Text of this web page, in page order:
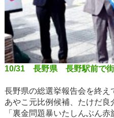
10/31 長野県 長野駅前で
長野県の総選挙報告会を終え
あやこ元比例候補、たけだ良
「裏金問題暴いたしんぶん